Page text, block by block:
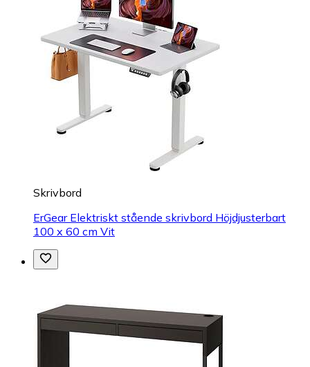
Skrivbord
ErGear Elektriskt stående skrivbord Höjdjusterbart
100 x 60 cm Vit